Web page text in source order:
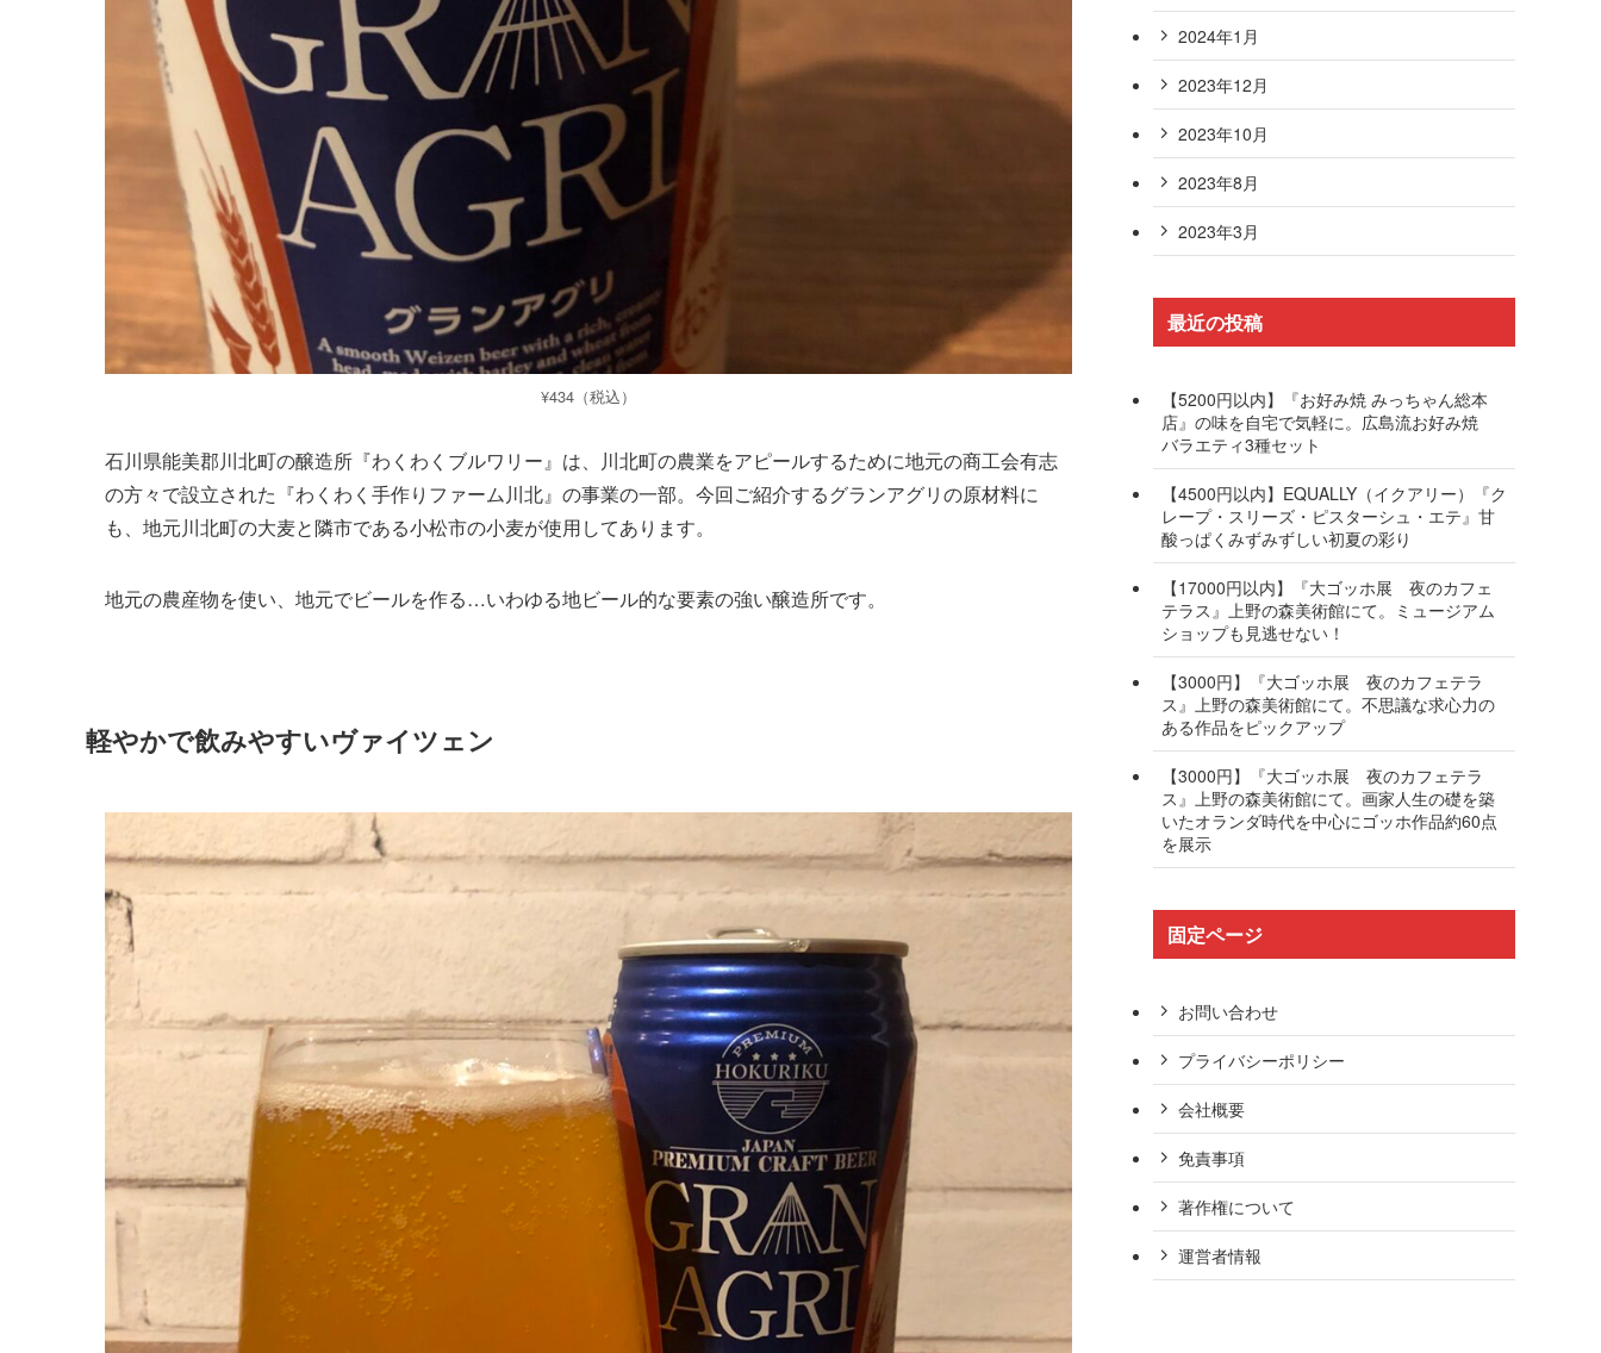
¥434（税込）
石川県能美郡川北町の醸造所『わくわくブルワリー』は、川北町の農業をアピールするために地元の商工会有志
の方々で設立された『わくわく手作りファーム川北』の事業の一部。今回ご紹介するグランアグリの原材料に
も、地元川北町の大麦と隣市である小松市の小麦が使用してあります。
地元の農産物を使い、地元でビールを作る…いわゆる地ビール的な要素の強い醸造所です。
軽やかで飲みやすいヴァイツェン
2024年1月
2023年12月
2023年10月
2023年8月
2023年3月
最近の投稿
【5200円以内】『お好み焼 みっちゃん総本
店』の味を自宅で気軽に。広島流お好み焼
バラエティ3種セット
【4500円以内】EQUALLY（イクアリー）『ク
レープ・スリーズ・ピスターシュ・エテ』甘
酸っぱくみずみずしい初夏の彩り
【17000円以内】『大ゴッホ展 夜のカフェ
テラス』上野の森美術館にて。ミュージアム
ショップも見逃せない！
【3000円】『大ゴッホ展 夜のカフェテラ
ス』上野の森美術館にて。不思議な求心力の
ある作品をピックアップ
【3000円】『大ゴッホ展 夜のカフェテラ
ス』上野の森美術館にて。画家人生の礎を築
いたオランダ時代を中心にゴッホ作品約60点
を展示
固定ページ
お問い合わせ
プライバシーポリシー
会社概要
免責事項
著作権について
運営者情報